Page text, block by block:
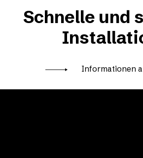
Schnelle und
Informationen